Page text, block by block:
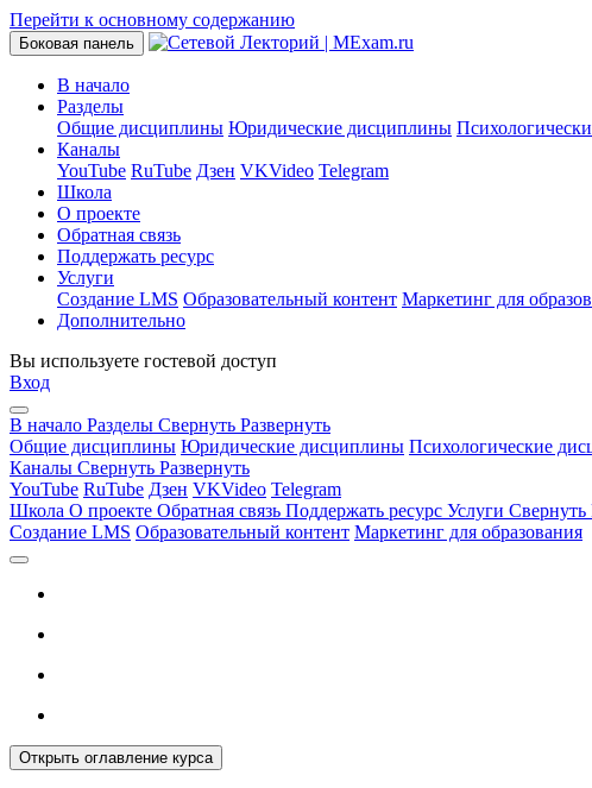
Перейти к основному содержанию
Боковая панель
В начало
Разделы
Общие дисциплины Юридические дисциплины
Каналы
YouTube RuTube Дзен VKVideo Telegram
Школа
О проекте
Обратная связь
Поддержать ресурс
Услуги
Создание LMS Образовательный контент Маркетинг для
Дополнительно
Вы используете гостевой доступ
Вход
В начало Разделы Свернуть Развернуть
Общие дисциплины Юридические дисциплины Психологические
Каналы Свернуть Развернуть
YouTube RuTube Дзен VKVideo Telegram
Школа О проекте Обратная связь Поддержать ресурс Услуги Свернуть
Создание LMS Образовательный контент Маркетинг для образования
Открыть оглавление курса